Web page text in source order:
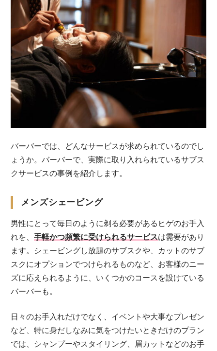
バーバーでは、どんなサービスが求められているのでし
ょうか。バーバーで、実際に取り入れられているサブス
クサービスの事例を紹介します。
メンズシェービング
男性にとって毎日のように剃る必要があるヒゲのお手入
れを、手軽かつ頻繁に受けられるサービスは需要があり
ます。シェービングし放題のサブスクや、カットのサブ
スクにオプションでつけられるものなど、お客様のニー
ズに応えられるように、いくつかのコースを設けている
バーバーも。
日々のお手入れだけでなく、イベントや大事なプレゼン
など、特に身だしなみに気をつけたいときだけのプラン
では、シャンプーやスタイリング、眉カットなどのお手